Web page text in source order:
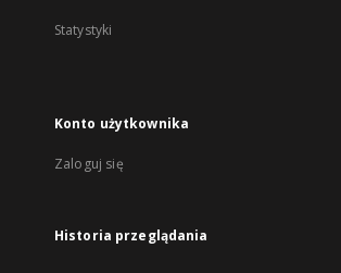
Statystyki
Konto użytkownika
Zaloguj się
Historia przeglądania